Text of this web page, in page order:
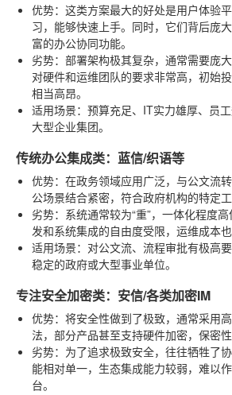
优势：这类方案最大的好处是用户体验
习，能够快速上手。同时，它们背后庞
富的办公协同功能。
劣势：部署架构极其复杂，通常需要庞
对硬件和运维团队的要求非常高，初始
相当高昂。
适用场景：预算充足、IT实力雄厚、员
大型企业集团。
传统办公集成类：蓝信/织语等
优势：在政务领域应用广泛，与公文流
公场景结合紧密，符合政府机构的特定工
劣势：系统通常较为“重”，一体化程度
发和系统集成的自由度受限，运维成本也
适用场景：对公文流、流程审批有极高
稳定的政府或大型事业单位。
专注安全加密类：安信/各类加密IM
优势：将安全性做到了极致，通常采用
法，部分产品甚至支持硬件加密，保密性
劣势：为了追求极致安全，往往牺牲了
能相对单一，生态集成能力较弱，难以
台。